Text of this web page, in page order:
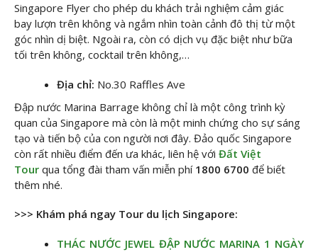
Singapore Flyer cho phép du khách trải nghiệm cảm giác
bay lượn trên không và ngắm nhìn toàn cảnh đô thị từ một
góc nhìn dị biệt. Ngoài ra, còn có dịch vụ đặc biệt như bữa
tối trên không, cocktail trên không,…
Địa chỉ: No.30 Raffles Ave
Đập nước Marina Barrage không chỉ là một công trình kỳ
quan của Singapore mà còn là một minh chứng cho sự sáng
tạo và tiến bộ của con người nơi đây. Đảo quốc Singapore
còn rất nhiều điểm đến ưa khác, liên hệ với Đất Việt
Tour qua tổng đài tham vấn miễn phí 1800 6700 để biết
thêm nhé.
>>> Khám phá ngay Tour du lịch Singapore:
THÁC NƯỚC JEWEL ĐẬP NƯỚC MARINA 1 NGÀY